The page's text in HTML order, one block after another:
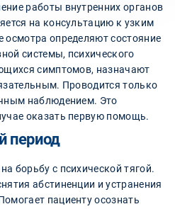
работы внутренних органов
на консультацию к узким
осмотра определяют состояние
системы, психического
симптомов, назначают
Проводится только
наблюдением. Это
оказать первую помощь.
период
борьбу с психической тягой.
абстиненции и устранения
пациенту осознать